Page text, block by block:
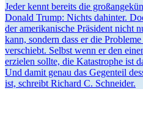
Jeder kennt bereits die
Donald Trump: Nichts dahinter.
der ameri­ka­nische Präsident nicht
kann, sondern dass er die
verschiebt. Selbst wenn er den
erzielen sollte, die Katastrophe ist
Und damit genau das Gegenteil
ist, schreibt Richard C. Schneider.